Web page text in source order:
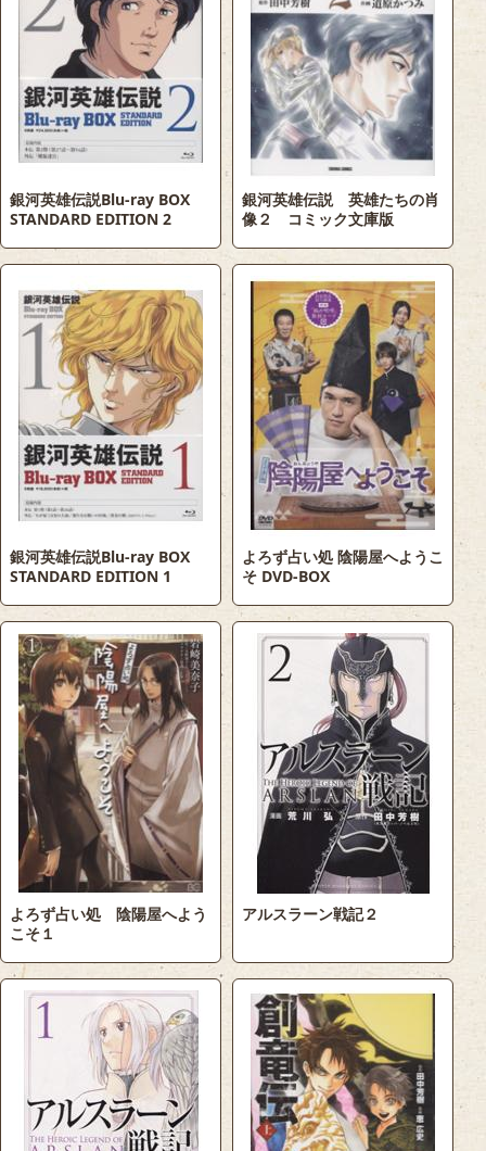
銀河英雄伝説Blu-ray BOX
STANDARD EDITION 2
銀河英雄伝説 英雄たちの肖
像２ コミック文庫版
銀河英雄伝説Blu-ray BOX
STANDARD EDITION 1
よろず占い処 陰陽屋へようこ
そ DVD-BOX
よろず占い処 陰陽屋へよう
こそ１
アルスラーン戦記２